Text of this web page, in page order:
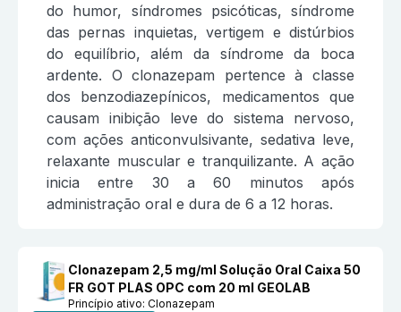
do humor, síndromes psicóticas, síndrome
das pernas inquietas, vertigem e distúrbios
do equilíbrio, além da síndrome da boca
ardente. O clonazepam pertence à classe
dos benzodiazepínicos, medicamentos que
causam inibição leve do sistema nervoso,
com ações anticonvulsivante, sedativa leve,
relaxante muscular e tranquilizante. A ação
inicia entre 30 a 60 minutos após
administração oral e dura de 6 a 12 horas.
Clonazepam 2,5 mg/ml Solução Oral Caixa 50
FR GOT PLAS OPC com 20 ml GEOLAB
Princípio ativo:Clonazepam